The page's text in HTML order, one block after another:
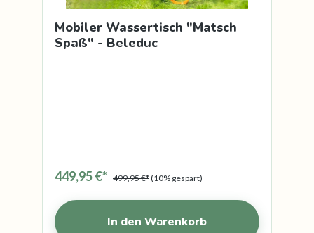
Mobiler Wassertisch "Matsch
Spaß" - Beleduc
449,95 €* 499,95 €*(10% gespart)
In den Warenkorb